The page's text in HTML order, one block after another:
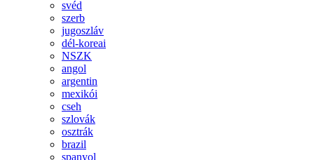
svéd
szerb
jugoszláv
dél-koreai
NSZK
angol
argentin
mexikói
cseh
szlovák
osztrák
brazil
spanyol